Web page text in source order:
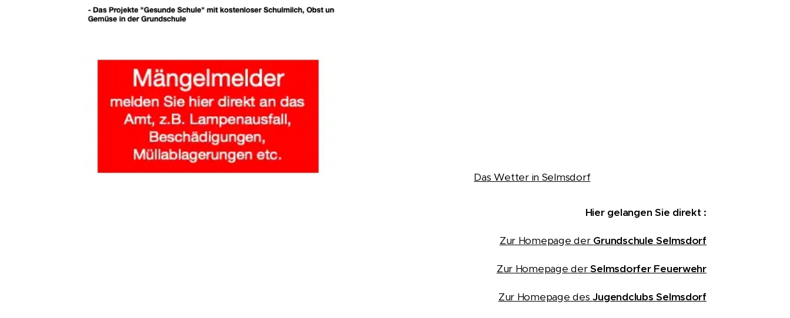
Das Wetter in Selmsdorf
Hier gelangen Sie direkt :
Zur Homepage der Grundschule Selmsdorf
Zur Homepage derSelmsdorfer Feuerwehr
Zur Homepage desJugendclubs Selmsdorf